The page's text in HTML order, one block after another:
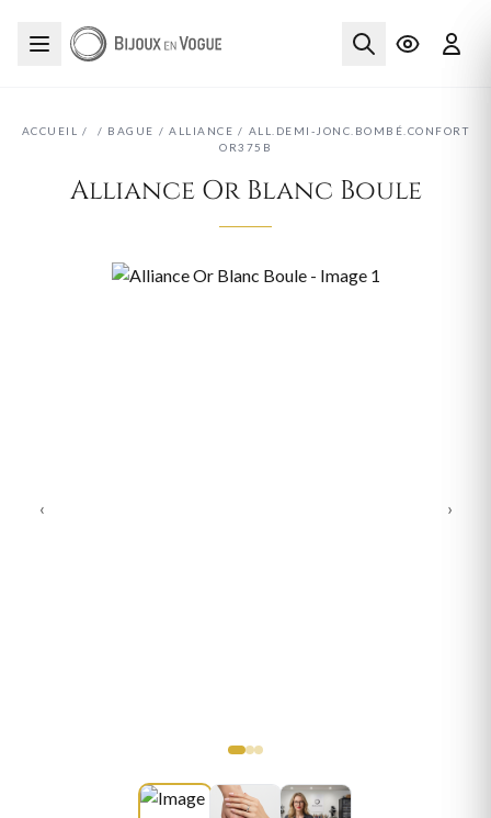
ACCUEIL / / BAGUE / ALLIANCE / ALL.DEMI-JONC.BOMBÉ.CONFORT
OR375B
Alliance Or Blanc Boule
‹ ›